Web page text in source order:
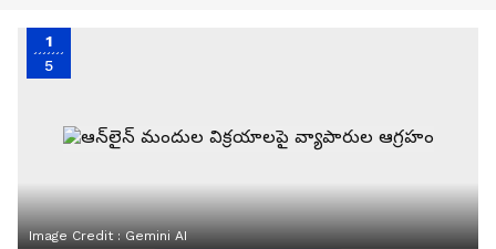
1
5
Image Credit :Gemini AI